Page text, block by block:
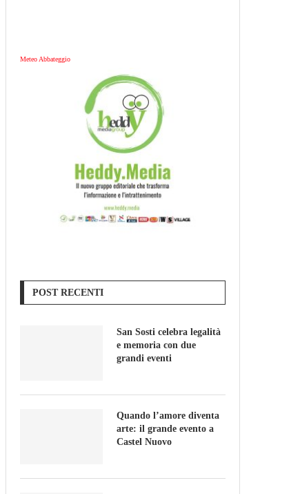
Meteo Abbateggio
POST RECENTI
San Sosti celebra legalità
e memoria con due
grandi eventi
Quando l’amore diventa
arte: il grande evento a
Castel Nuovo